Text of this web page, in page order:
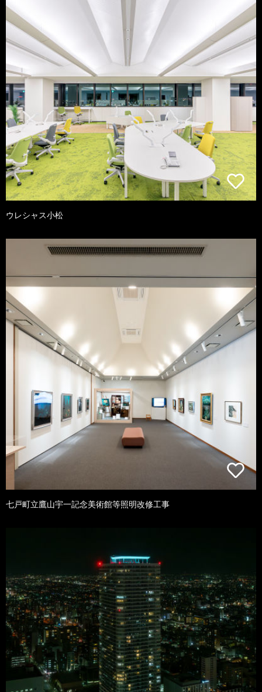
ウレシャス小松
七戸町立鷹山宇一記念美術館等照明改修工事